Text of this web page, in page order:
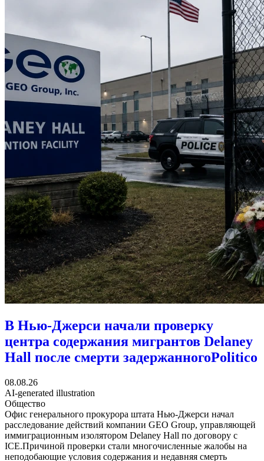
В Нью-Джерси начали проверку
центра содержания мигрантов Delaney
Hall после смерти задержанногоPolitico
08.08.26
AI-generated illustration
Общество
Офис генерального прокурора штата Нью-Джерси начал
расследование действий компании GEO Group, управляющей
иммиграционным изолятором Delaney Hall по договору с
ICE.Причиной проверки стали многочисленные жалобы на
неподобающие условия содержания и недавняя смерть